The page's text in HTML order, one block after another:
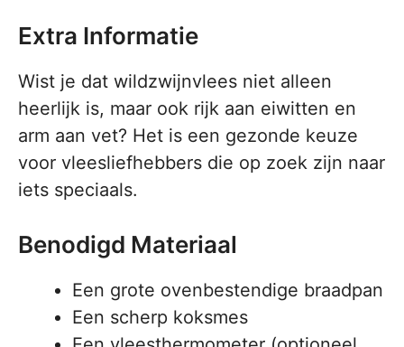
Extra Informatie
Wist je dat wildzwijnvlees niet alleen
heerlijk is, maar ook rijk aan eiwitten en
arm aan vet? Het is een gezonde keuze
voor vleesliefhebbers die op zoek zijn naar
iets speciaals.
Benodigd Materiaal
Een grote ovenbestendige braadpan
Een scherp koksmes